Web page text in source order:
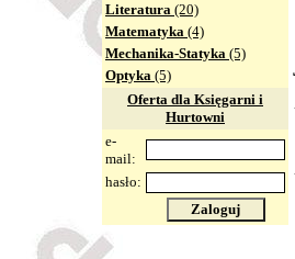
Literatura (20)
Matematyka (4)
Mechanika-Statyka (5)
Optyka (5)
Oferta dla Księgarni i
Hurtowni
e-
mail:
hasło:
Zaloguj